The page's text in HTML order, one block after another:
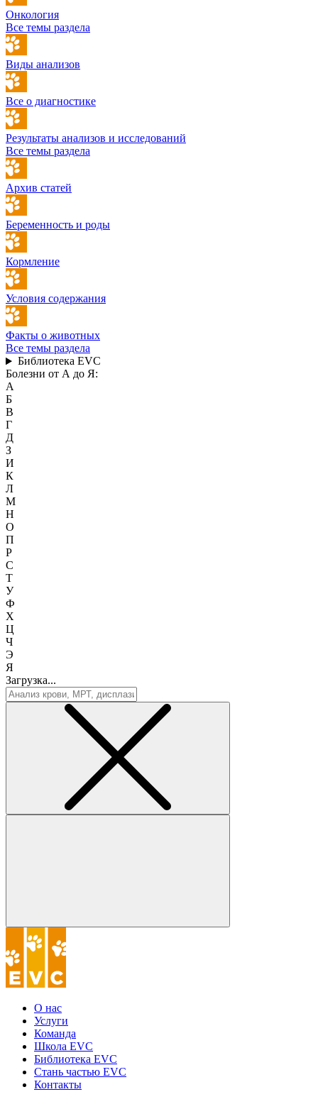
Онкология
Все темы раздела
Виды анализов
Все о диагностике
Результаты анализов и исследований
Все темы раздела
Архив статей
Беременность и роды
Кормление
Условия содержания
Факты о животных
Все темы раздела
Библиотека EVC
Болезни от А до Я:
А
Б
В
Г
Д
З
И
К
Л
М
Н
О
П
Р
С
Т
У
Ф
Х
Ц
Ч
Э
Я
Загрузка...
О нас
Услуги
Команда
Школа EVC
Библиотека EVC
Стань частью EVC
Контакты